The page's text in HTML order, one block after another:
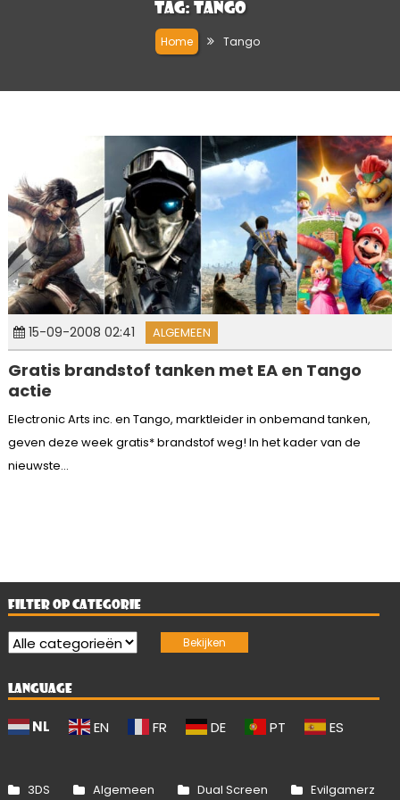
Tag: Tango
Home Tango
15-09-2008 02:41 ALGEMEEN
Gratis brandstof tanken met EA en Tango
actie
Electronic Arts inc. en Tango, marktleider in onbemand tanken,
geven deze week gratis* brandstof weg! In het kader van de
nieuwste...
FILTER OP CATEGORIE
LANGUAGE
NL EN FR DE PT ES
3DS Algemeen Dual Screen Evilgamerz